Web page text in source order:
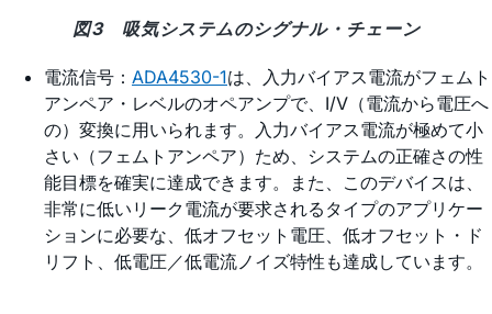
図3 吸気システムのシグナル・チェーン
電流信号： ADA4530-1は、入力バイアス電流がフェムト
アンペア・レベルのオペアンプで、I/V（電流から電圧へ
の）変換に用いられます。入力バイアス電流が極めて小
さい（フェムトアンペア）ため、システムの正確さの性
能目標を確実に達成できます。また、このデバイスは、
非常に低いリーク電流が要求されるタイプのアプリケー
ションに必要な、低オフセット電圧、低オフセット・ド
リフト、低電圧／低電流ノイズ特性も達成しています。